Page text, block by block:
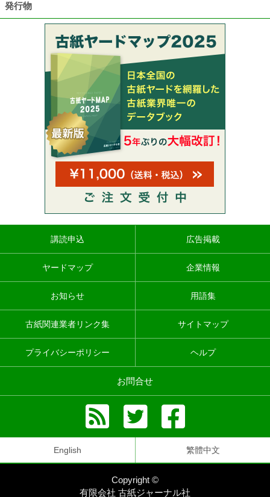
発行物
講読申込 広告掲載
ヤードマップ 企業情報
お知らせ 用語集
古紙関連業者リンク集 サイトマップ
プライバシーポリシー ヘルプ
お問合せ
English 繁體中文
Copyright ©
有限会社 古紙ジャーナル社